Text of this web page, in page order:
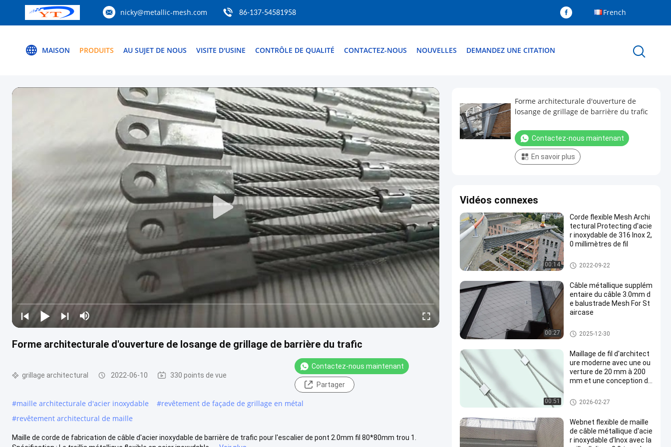
nicky@metallic-mesh.com 86-137-54581958 French
MAISON PRODUITS AU SUJET DE NOUS VISITE D'USINE CONTRÔLE DE QUALITÉ CONTACTEZ-NOUS NOUVELLES DEMANDEZ UNE CITATION
Forme architecturale d'ouverture de losange de grillage de barrière du trafic
grillage architectural 2022-06-10 330 points de vue
Contactez-nous maintenant
Partager
#maille architecturale d'acier inoxydable #revêtement de façade de grillage en métal
#revêtement architectural de maille
Maille de corde de fabrication de câble d'acier inoxydable de barrière de trafic pour l'escalier de pont 2.0mm fil 80*80mm trou 1.
Forme architecturale d'ouverture de
losange de grillage de barrière du trafic
Contactez-nous maintenant
En savoir plus
Vidéos connexes
00:14
Corde flexible Mesh Archi
tectural Protecting d'acie
r inoxydable de 316 Inox 2,
0 millimètres de fil
grillage architectural
2022-09-22
00:27
Câble métallique supplém
entaire du câble 3.0mm d
e balustrade Mesh For St
aircase
Maille de câble métallique
2025-12-30
00:51
Maillage de fil d'architect
ure moderne avec une ou
verture de 20 mm à 200
mm et une conception de
al
grillage architectural
2026-02-27
Webnet flexible de maille
de câble métallique d'acie
r inoxydable d'Inox avec la